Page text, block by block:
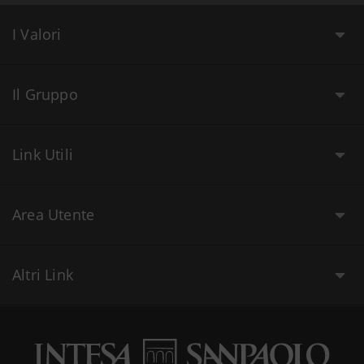
I Valori
Il Gruppo
Link Utili
Area Utente
Altri Link